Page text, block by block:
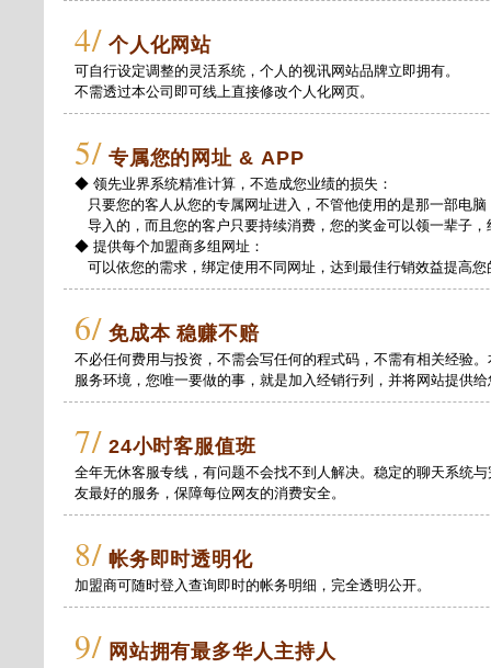
4/ 个人化网站
可自行设定调整的灵活系统，个人的视讯网站品牌立即拥有。
不需透过本公司即可线上直接修改个人化网页。
5/ 专属您的网址 & APP
◆ 领先业界系统精准计算，不造成您业绩的损失：
只要您的客人从您的专属网址进入，不管他使用的是那一部电
导入的，而且您的客户只要持续消费，您的奖金可以领一辈子
◆ 提供每个加盟商多组网址：
可以依您的需求，绑定使用不同网址，达到最佳行销效益提高您
6/ 免成本 稳赚不赔
不必任何费用与投资，不需会写任何的程式码，不需有相关经验
服务环境，您唯一要做的事，就是加入经销行列，并将网站提供
7/ 24小时客服值班
全年无休客服专线，有问题不会找不到人解决。稳定的聊天系统
友最好的服务，保障每位网友的消费安全。
8/ 帐务即时透明化
加盟商可随时登入查询即时的帐务明细，完全透明公开。
9/ 网站拥有最多华人主持人